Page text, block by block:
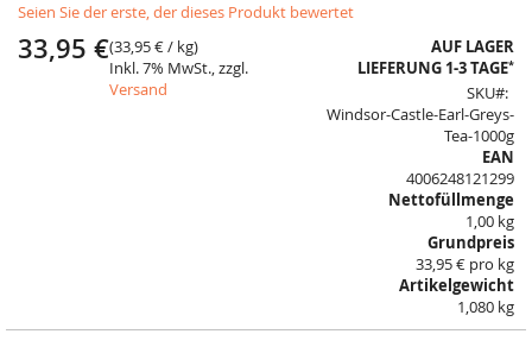
to
the
beginning
Seien Sie der erste, der dieses Produkt bewertet
33,95 €(33,95 €/ kg)
Inkl. 7% MwSt., zzgl.
Versand
AUF LAGER
LIEFERUNG 1-3 TAGE*
SKU
Windsor-Castle-Earl-Greys-
Tea-1000g
EAN
4006248121299
Nettofüllmenge
1,00 kg
Grundpreis
33,95 € pro kg
Artikelgewicht
1,080 kg